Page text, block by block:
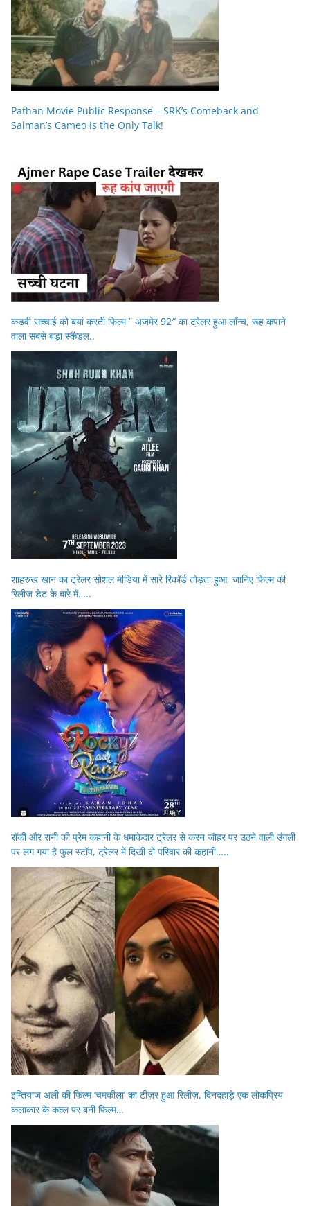
Pathan Movie Public Response – SRK’s Comeback and
Salman’s Cameo is the Only Talk!
कड़वी सच्चाई को बयां करती फिल्म ” अजमेर 92″ का ट्रेलर हुआ लॉन्च, रूह कपाने
वाला सबसे बड़ा स्कैंडल..
शाहरुख खान का ट्रेलर सोशल मीडिया में सारे रिकॉर्ड तोड़ता हुआ, जानिए फिल्म की
रिलीज डेट के बारे में…..
रॉकी और रानी की प्रेम कहानी के धमाकेदार ट्रेलर से करन जौहर पर उठने वाली उंगली
पर लग गया है फुल स्टॉप, ट्रेलर में दिखी दो परिवार की कहानी…..
इम्तियाज अली की फिल्म ‘चमकीला’ का टीज़र हुआ रिलीज़, दिनदहाड़े एक लोकप्रिय
कलाकार के कत्ल पर बनी फिल्म…